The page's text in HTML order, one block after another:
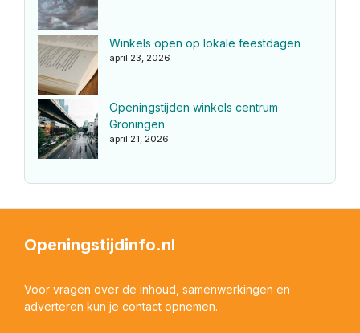
Winkels open op lokale feestdagen
april 23, 2026
Openingstijden winkels centrum
Groningen
april 21, 2026
Openingstijdinfo.nl
Voor vragen over de inhoud, samenwerkingen en
adverteren kun je contact opnemen.